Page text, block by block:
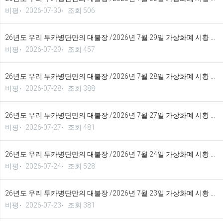
비평
2026-07-30 조회 506
비평
2026-07-29 조회 457
비평
2026-07-28 조회 388
비평
2026-07-27 조회 481
비평
2026-07-24 조회 528
비평
2026-07-23 조회 381